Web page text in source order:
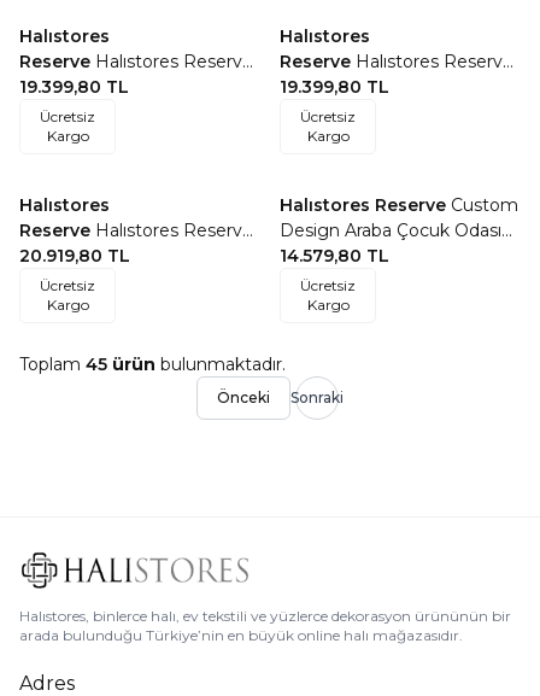
Favorilere Ekle
Halıstores
Reserve Halıstores Reserve
Kişiye Özel Tasarım Dantel
Yuvarlak Halı Krem-Bej
19.399,80 TL
Ücretsiz
Kargo
Favorilere Ekle
Halıstores
Reserve Halıstores Reserve
Design Dantel Yuvarlak Halı
Bej-Krem
19.399,80 TL
Ücretsiz
Kargo
Favorilere Ekle
Halıstores
Reserve Halıstores Reserve
Kişiye Özel Tasarım Çocuk
Halısı Bowling Mavi
20.919,80 TL
Ücretsiz
Kargo
Favorilere Ekle
Halıstores Reserve Custom
Design Araba Çocuk Odası
Halısı
14.579,80 TL
Ücretsiz
Kargo
Toplam 45 ürün bulunmaktadır.
Önceki Sonraki
Halıstores, binlerce halı, ev tekstili ve yüzlerce dekorasyon ürününün bir
arada bulunduğu Türkiye’nin en büyük online halı mağazasıdır.
Adres